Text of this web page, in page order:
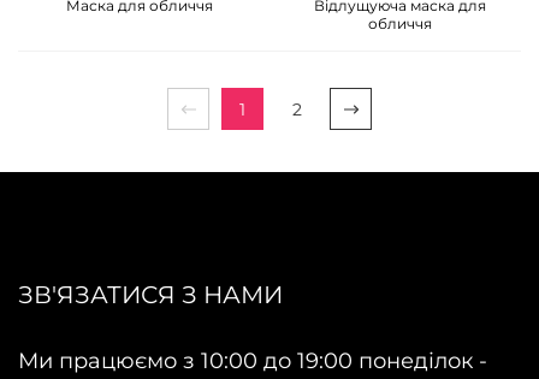
Маска для обличчя
Відлущуюча маска для
обличчя
1 2
ЗВ'ЯЗАТИСЯ З НАМИ
Ми працюємо з 10:00 до 19:00 понеділок -